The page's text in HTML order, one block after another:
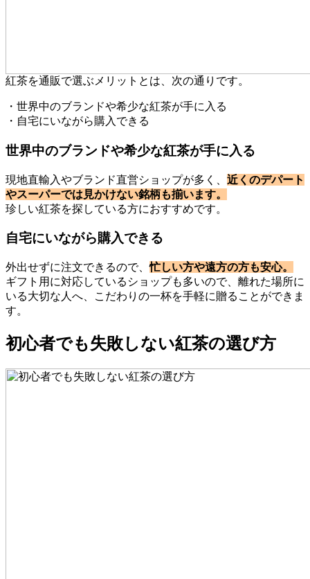
紅茶を通販で選ぶメリットとは、次の通りです。
・世界中のブランドや希少な紅茶が手に入る
・自宅にいながら購入できる
世界中のブランドや希少な紅茶が手に入る
現地直輸入やブランド直営ショップが多く、 近くのデパート
やスーパーでは見かけない銘柄も揃います。
珍しい紅茶を探している方におすすめです。
自宅にいながら購入できる
外出せずに注文できるので、忙しい方や遠方の方も安心。
ギフト用に対応しているショップも多いので、離れた場所に
いる大切な人へ、こだわりの一杯を手軽に贈ることができま
す。
初心者でも失敗しない紅茶の選び方